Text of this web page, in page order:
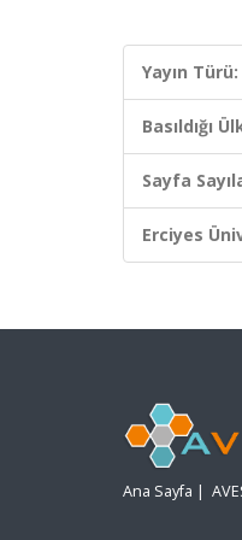
Yayın Türü:
Basıldığı
Sayfa
Erciyes
Ana Sayfa |